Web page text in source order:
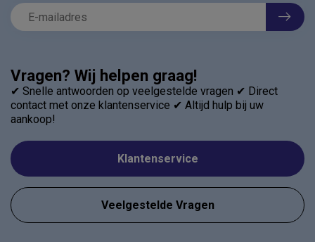
Vragen? Wij helpen graag!
✔ Snelle antwoorden op veelgestelde vragen ✔ Direct
contact met onze klantenservice ✔ Altijd hulp bij uw
aankoop!
Klantenservice
Veelgestelde Vragen